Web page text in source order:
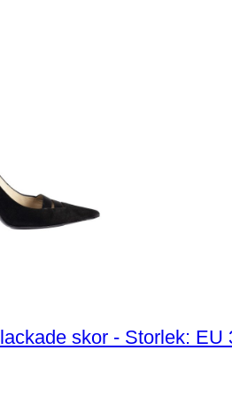
skor - Storlek: EU